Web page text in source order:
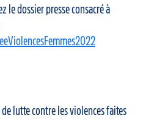
lutte contre les violences faites
le dossier presse consacré à